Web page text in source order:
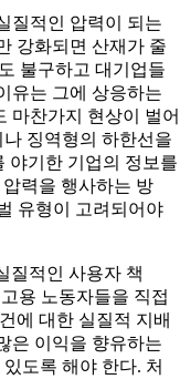
질적인 압력이 되는
강화되면 산재가 줄
불구하고 대기업들
유는 그에 상응하는
마찬가지 현상이 벌어
징역형의 하한선을
야기한 기업의 정보를
력을 행사하는 방
유형이 고려되어야
질적인 사용자 책
용 노동자들을 직접
에 대한 실질적 지배
은 이익을 향유하는
도록 해야 한다. 처